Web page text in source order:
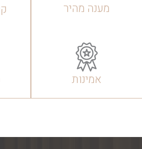
מענה מהיר
אמינות